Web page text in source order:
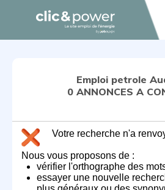
Emploi petrole
0 ANNONCES A
Votre recherche n'a
Nous vous proposons de :
vérifier l'orthographe des
essayer une nouvelle